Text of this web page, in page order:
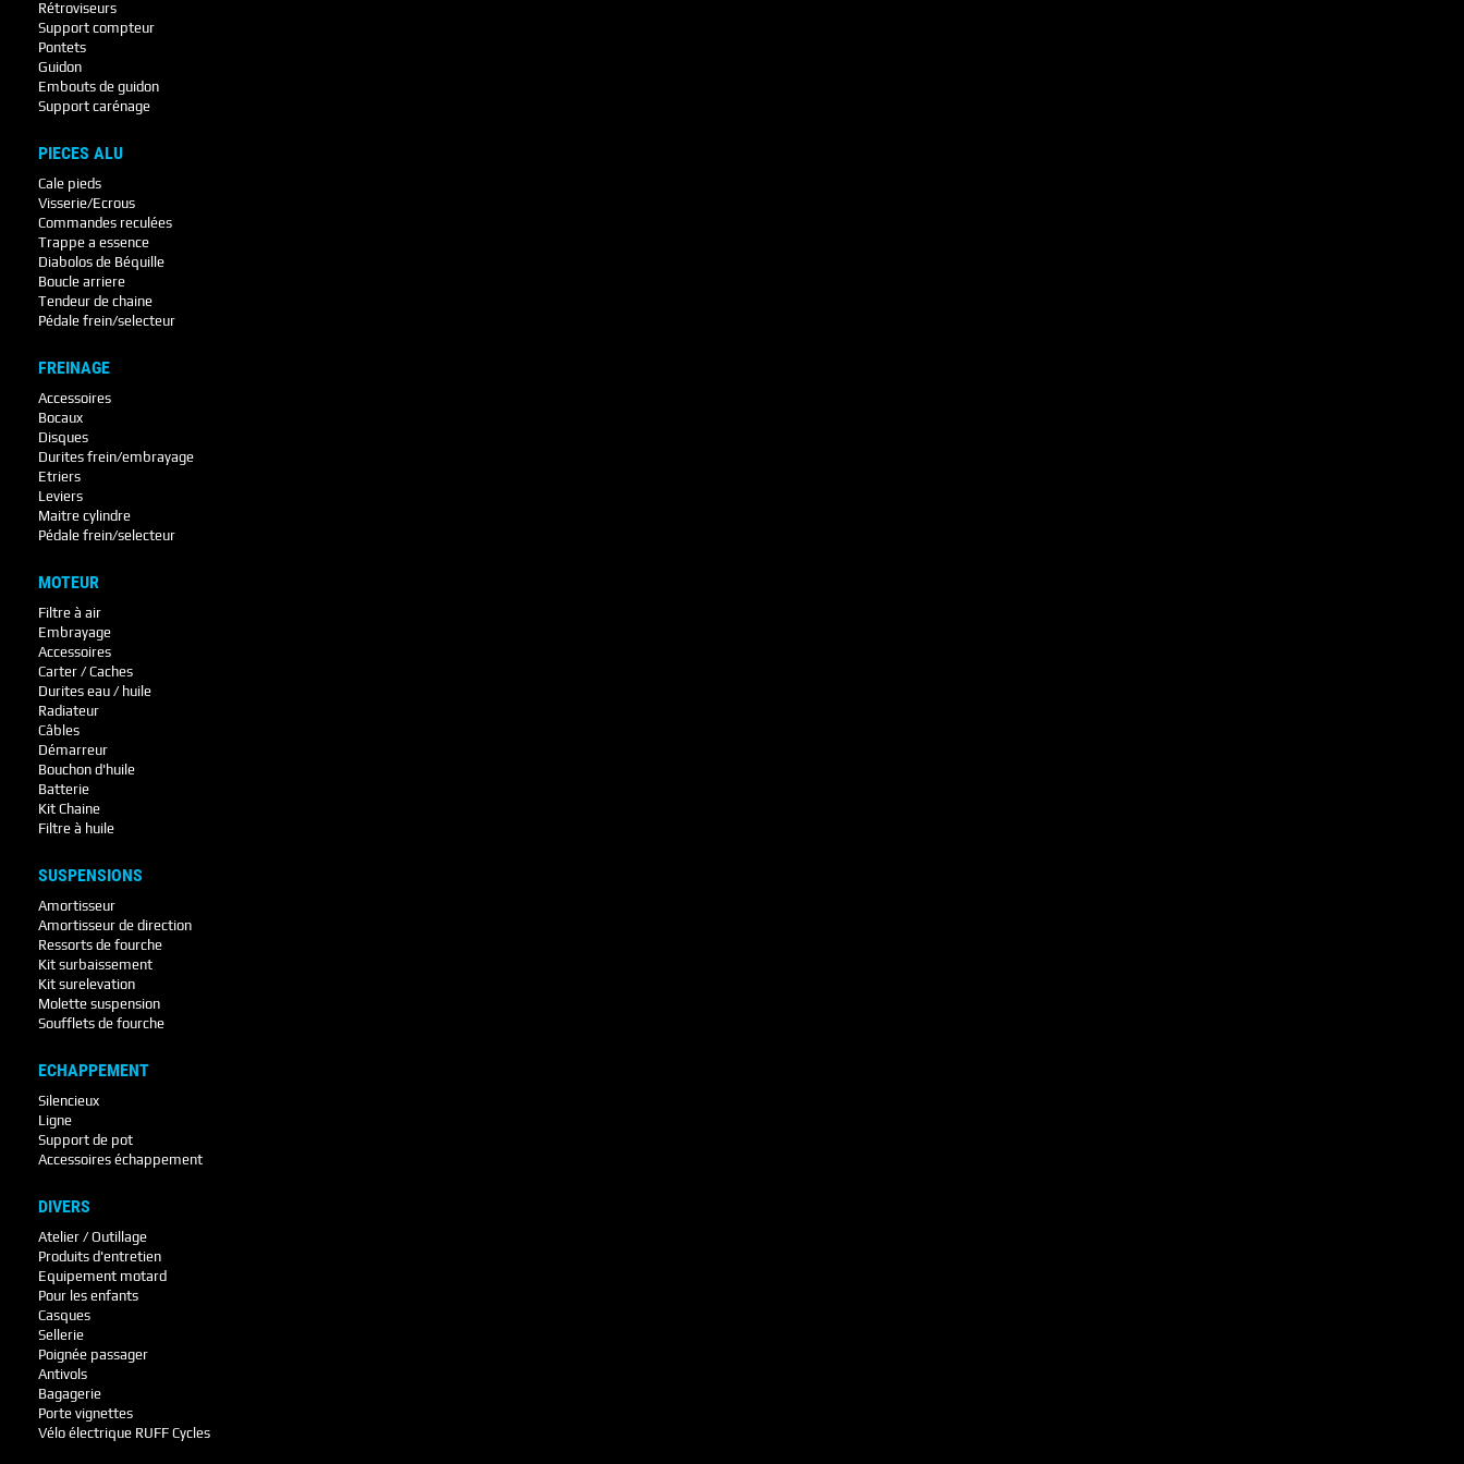
Rétroviseurs
Support compteur
Pontets
Guidon
Embouts de guidon
Support carénage
PIECES ALU
Cale pieds
Visserie/Ecrous
Commandes reculées
Trappe a essence
Diabolos de Béquille
Boucle arriere
Tendeur de chaine
Pédale frein/selecteur
FREINAGE
Accessoires
Bocaux
Disques
Durites frein/embrayage
Etriers
Leviers
Maitre cylindre
Pédale frein/selecteur
MOTEUR
Filtre à air
Embrayage
Accessoires
Carter / Caches
Durites eau / huile
Radiateur
Câbles
Démarreur
Bouchon d'huile
Batterie
Kit Chaine
Filtre à huile
SUSPENSIONS
Amortisseur
Amortisseur de direction
Ressorts de fourche
Kit surbaissement
Kit surelevation
Molette suspension
Soufflets de fourche
ECHAPPEMENT
Silencieux
Ligne
Support de pot
Accessoires échappement
DIVERS
Atelier / Outillage
Produits d'entretien
Equipement motard
Pour les enfants
Casques
Sellerie
Poignée passager
Antivols
Bagagerie
Porte vignettes
Vélo électrique RUFF Cycles